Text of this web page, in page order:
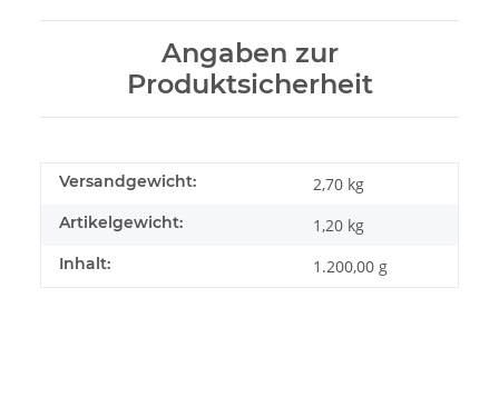
Angaben zur
Produktsicherheit
Versandgewicht: 2,70 kg
Artikelgewicht: 1,20 kg
Inhalt: 1.200,00 g